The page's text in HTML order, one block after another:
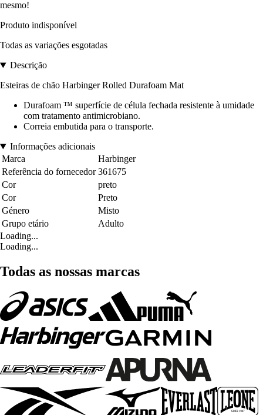
mesmo!
Produto indisponível
Todas as variações esgotadas
Descrição
Esteiras de chão Harbinger Rolled Durafoam Mat
Durafoam ™ superfície de célula fechada resistente à umidade
com tratamento antimicrobiano.
Correia embutida para o transporte.
Informações adicionais
Marca
Harbinger
Referência do fornecedor 361675
Cor
preto
Cor
Preto
Género
Misto
Grupo etário
Adulto
Loading...
Loading...
Todas as nossas marcas